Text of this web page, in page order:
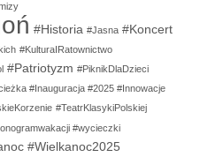
#Historia #Jasna #Koncert
#KulturaIRatownictwo
#Patriotyzm #PiknikDlaDzieci
#Inauguracja #2025 #Innowacje
#TeatrKlasykiPolskiej
#wycieczki
#Wielkanoc2025